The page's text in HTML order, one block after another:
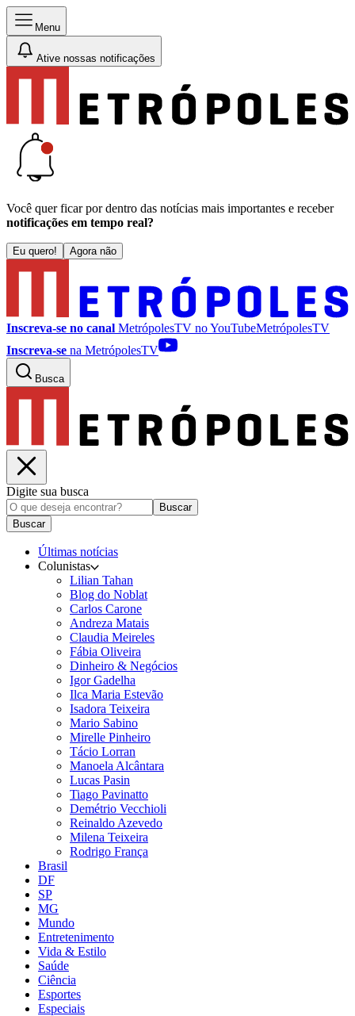
Menu
Ative nossas notificações
Você quer ficar por dentro das notícias mais importantes e receber
notificações em tempo real?
Eu quero! Agora não
Inscreva-se no canal MetrópolesTV noYouTubeMetrópolesTV
Inscreva-se na MetrópolesTV
Busca
Digite sua busca
Buscar
Buscar
Últimas notícias
Colunistas
Lilian Tahan
Blog do Noblat
Carlos Carone
Andreza Matais
Claudia Meireles
Fábia Oliveira
Dinheiro & Negócios
Igor Gadelha
Ilca Maria Estevão
Isadora Teixeira
Mario Sabino
Mirelle Pinheiro
Tácio Lorran
Manoela Alcântara
Lucas Pasin
Tiago Pavinatto
Demétrio Vecchioli
Reinaldo Azevedo
Milena Teixeira
Rodrigo França
Brasil
DF
SP
MG
Mundo
Entretenimento
Vida & Estilo
Saúde
Ciência
Esportes
Especiais